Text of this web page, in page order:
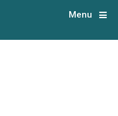
Menu